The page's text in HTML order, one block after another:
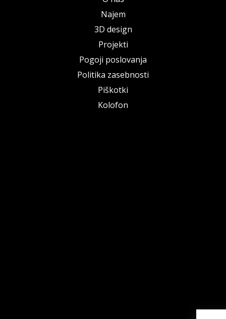
Najem
3D design
Projekti
Pogoji poslovanja
Politika zasebnosti
Piškotki
Kolofon